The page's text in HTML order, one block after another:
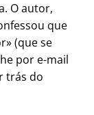
O autor,
que
(que se
por e-mail
trás do